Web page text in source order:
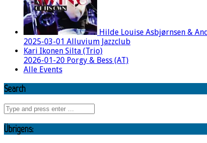
Hilde Louise Asbjørnsen &
2025-03-01 Alluvium Jazzclub
Kari Ikonen Silta (Trio)
2026-01-20 Porgy & Bess (AT)
Alle Events
Search
Übrigens: